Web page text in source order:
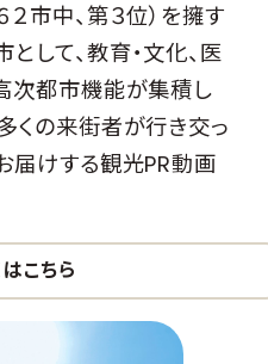
市中、第３位）を擁す
して、教育・文化、医
次都市機能が集積し
くの来街者が行き交っ
届けする観光PR動画
こちら